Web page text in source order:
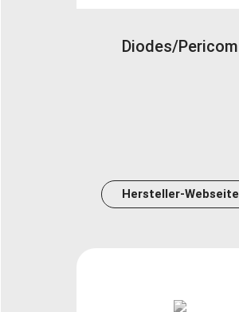
Diodes/Pericom
Hersteller-Webseite